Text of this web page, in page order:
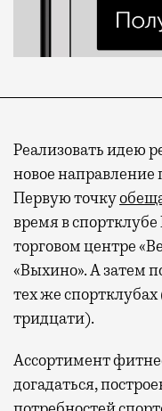
Реализовать идею
новое направление
Первую точку
время в
торговом центре
«Выхино». А затем
тех же
тридцати).
Ассортимент
догадаться,